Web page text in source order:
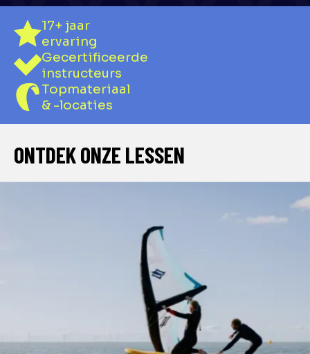
17+ jaar
ervaring
Gecertificeerde
instructeurs
Topmateriaal
& -locaties
ONTDEK ONZE LESSEN